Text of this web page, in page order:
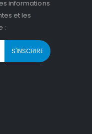
informations
et les
: